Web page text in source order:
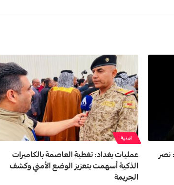
عملية “الوعد الصادق 3”: نصر
امنية
عمليات بغداد: تغطية العاصمة بالكاميرات
الذكية أسهمت بتعزيز الوضع الأمني وكشف
الجريمة